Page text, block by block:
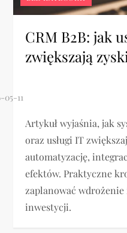
CRM B2B: jak
zwiększają zyski
Artykuł wyjaśnia, jak
oraz usługi IT
automatyzację,
efektów. Praktyczne
zaplanować
inwestycji.